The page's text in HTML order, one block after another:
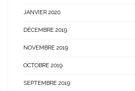
JANVIER 2020
DÉCEMBRE 2019
NOVEMBRE 2019
OCTOBRE 2019
SEPTEMBRE 2019